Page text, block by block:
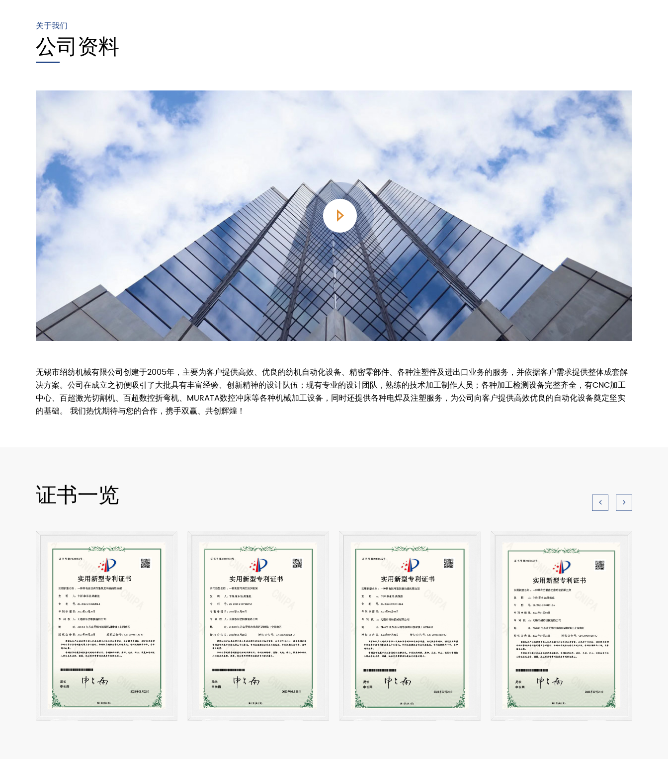
关于我们
公司资料
无锡市绍纺机械有限公司创建于2005年，主要为客户提供高效、优良的纺机自动化设备、精密零部件、各种注塑件及进出口业务的服务，并依据客户需求提供整体成套解
决方案。公司在成立之初便吸引了大批具有丰富经验、创新精神的设计队伍；现有专业的设计团队，熟练的技术加工制作人员；各种加工检测设备完整齐全，有CNC加工
中心、百超激光切割机、百超数控折弯机、MURATA数控冲床等各种机械加工设备，同时还提供各种电焊及注塑服务，为公司向客户提供高效优良的自动化设备奠定坚实
的基础。 我们热忱期待与您的合作，携手双赢、共创辉煌！
证书一览